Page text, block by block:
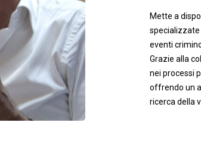
Mette a
specializzate
eventi
Grazie alla
nei processi
offrendo un
ricerca della